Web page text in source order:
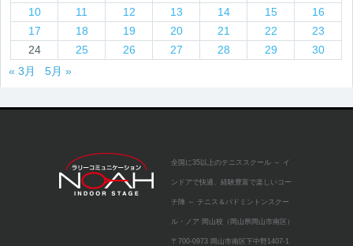
10
11 12 13 14 15
16
17
18 19 20 21 22
23
24
25 26 27 28 29
30
« 3月
5月 »
全国に35以上のテニススクール ～ イ
ンドアで快適、経験豊富で楽しいコー
チ陣 ～ テニス＆バドミントンスクー
ル・ノア 岡山校（岡山県岡山市南区）
〒700-0973 岡山市南区下中野1407-1